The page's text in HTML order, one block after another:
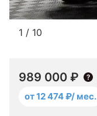
1 / 10
989 000 ₽
от 12 474 ₽/ мес.